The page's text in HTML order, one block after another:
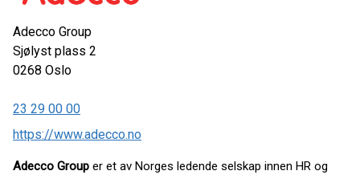
Adecco Group
Sjølyst plass 2
0268 Oslo
23 29 00 00
https://www.adecco.no
Adecco Group er et av Norges ledende selskap innen HR og